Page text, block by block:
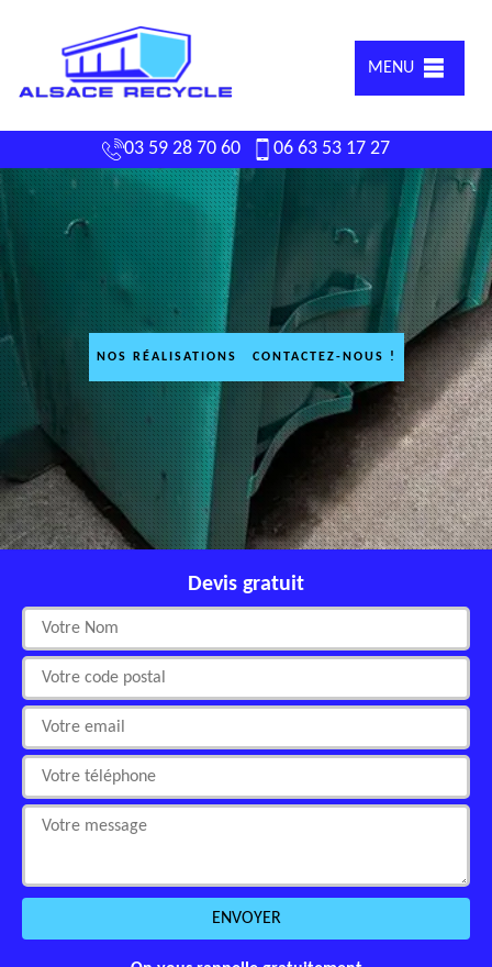
MENU
03 59 28 70 60 06 63 53 17 27
NOS RÉALISATIONS CONTACTEZ-NOUS !
Devis gratuit